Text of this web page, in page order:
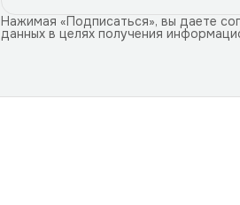
Нажимая «Подписаться», вы даете
данных в целях получения